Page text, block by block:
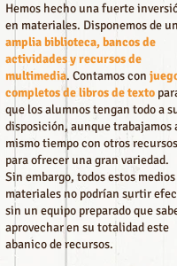
Hemos hecho una fuerte
en materiales. Disponemos de
amplia biblioteca, bancos de
actividades y recursos de
multimedia. Contamos con
completos de libros de texto
que los alumnos tengan todo a
disposición, aunque trabajamos
mismo tiempo con otros recursos
para ofrecer una gran variedad.
Sin embargo, todos estos medios
materiales no podrían surtir
sin un equipo preparado que
aprovechar en su totalidad este
abanico de recursos.